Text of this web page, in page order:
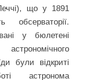
що у 1891
обсерваторії.
у бюлетені
були відкриті
астронома